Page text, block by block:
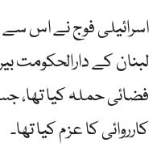
اسرائیلی فوج نے اس
لبنان کے
فضائی حملہ کیا تھا،
کارروائی کا عزم کیا تھا۔